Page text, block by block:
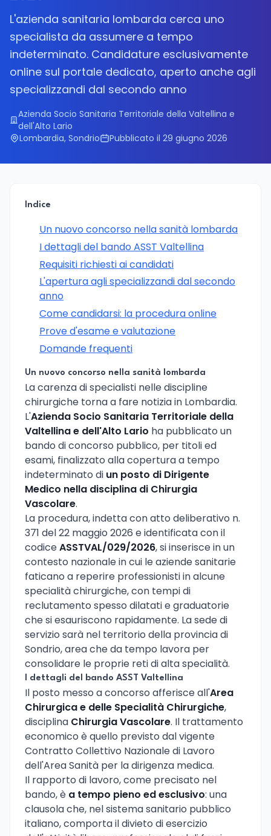
L'azienda sanitaria lombarda cerca uno
specialista da assumere a tempo
indeterminato. Candidature esclusivamente
online sul portale dedicato, aperto anche agli
specializzandi dal secondo anno
Azienda Socio Sanitaria Territoriale della Valtellina e
dell'Alto Lario
Lombardia, Sondrio
Pubblicato il 29 giugno 2026
Indice
Un nuovo concorso nella sanità lombarda
I dettagli del bando ASST Valtellina
Requisiti richiesti ai candidati
L'apertura agli specializzandi dal secondo
anno
Come candidarsi: la procedura online
Prove d'esame e valutazione
Domande frequenti
Un nuovo concorso nella sanità lombarda
La carenza di specialisti nelle discipline
chirurgiche torna a fare notizia in Lombardia.
L'Azienda Socio Sanitaria Territoriale della
Valtellina e dell'Alto Lario ha pubblicato un
bando di concorso pubblico, per titoli ed
esami, finalizzato alla copertura a tempo
indeterminato di un posto di Dirigente
Medico nella disciplina di Chirurgia
Vascolare.
La procedura, indetta con atto deliberativo n.
371 del 22 maggio 2026 e identificata con il
codiceASSTVAL/029/2026, si inserisce in un
contesto nazionale in cui le aziende sanitarie
faticano a reperire professionisti in alcune
specialità chirurgiche, con tempi di
reclutamento spesso dilatati e graduatorie
che si esauriscono rapidamente. La sede di
servizio sarà nel territorio della provincia di
Sondrio, area che da tempo lavora per
consolidare le proprie reti di alta specialità.
I dettagli del bando ASST Valtellina
Il posto messo a concorso afferisce all'Area
Chirurgica e delle Specialità Chirurgiche,
disciplina Chirurgia Vascolare. Il trattamento
economico è quello previsto dal vigente
Contratto Collettivo Nazionale di Lavoro
dell'Area Sanità per la dirigenza medica.
Il rapporto di lavoro, come precisato nel
bando, è a tempo pieno ed esclusivo: una
clausola che, nel sistema sanitario pubblico
italiano, comporta il divieto di esercizio